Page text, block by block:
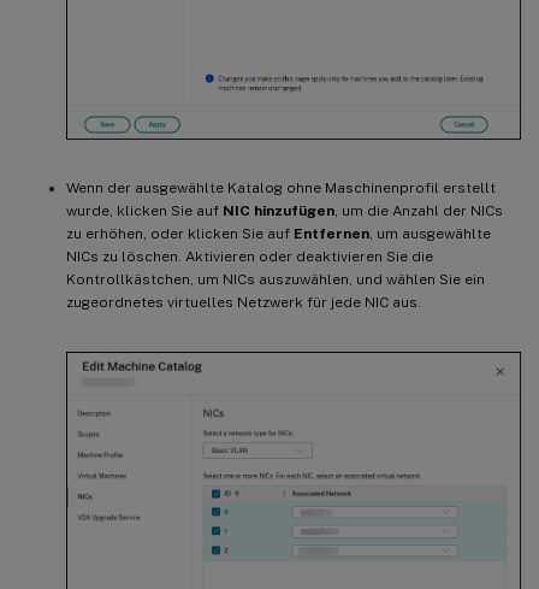
Wenn der ausgewählte Katalog ohne Maschinenprofil erstellt
wurde, klicken Sie auf NIC hinzufügen, um die Anzahl der NICs
zu erhöhen, oder klicken Sie auf Entfernen, um ausgewählte
NICs zu löschen. Aktivieren oder deaktivieren Sie die
Kontrollkästchen, um NICs auszuwählen, und wählen Sie ein
zugeordnetes virtuelles Netzwerk für jede NIC aus.